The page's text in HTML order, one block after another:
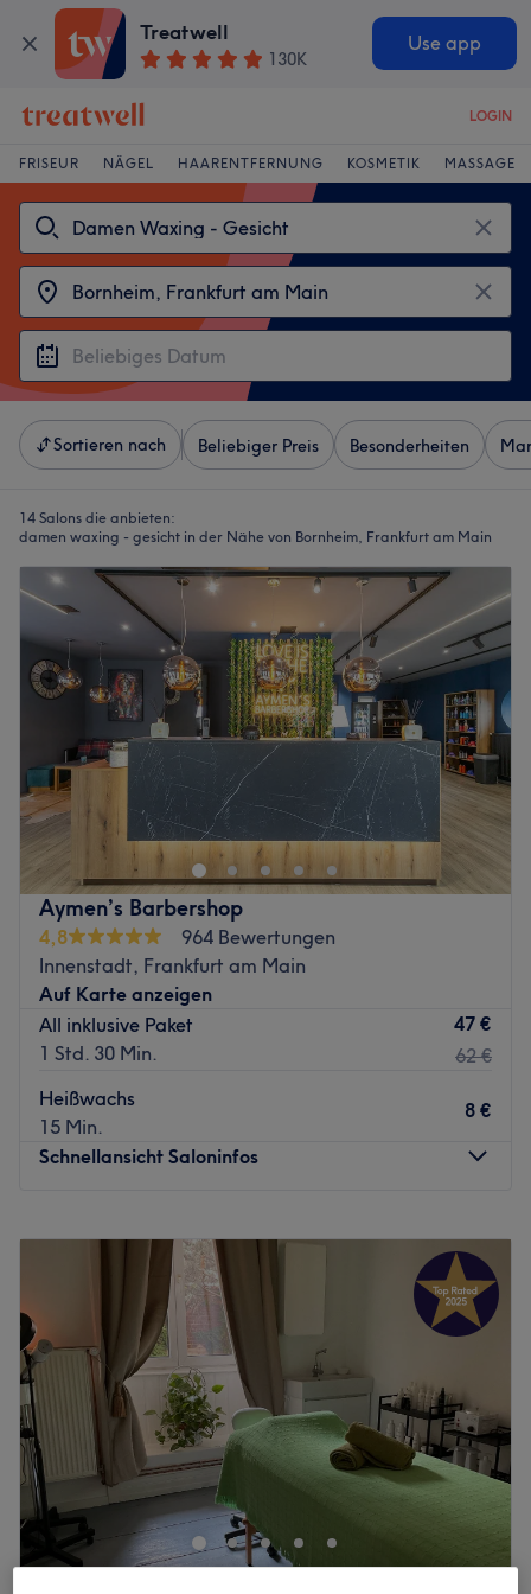
Treatwell
130K
Use app
LOGIN
FRISEUR NÄGEL HAARENTFERNUNG KOSMETIK MASSAGE
Sortieren nach Beliebiger Preis Besonderheiten
14 Salons die anbieten:
damen waxing - gesicht in der Nähe von Bornheim, Frankfurt am Main
Aymen’s Barbershop
4,8
964 Bewertungen
Innenstadt, Frankfurt am Main
Auf Karte anzeigen
All inklusive Paket
1 Std. 30 Min.
47 €
62 €
Heißwachs
15 Min.
8 €
Schnellansicht Saloninfos
20:00
20:00
Donnerstag
–20:00
Freitag
20:00
Samstag
Sonntag
Geschlossen
Was macht einen Gentleman aus? Sicherlich spielt das
äußere Erscheinungsbild eine große Rolle. Daher verhilft
dir Aymen’s Barbershop in der Innenstadt von Frankfurt
am Main zu einem passenden Haarschnitt und tollen
Bartstylings.